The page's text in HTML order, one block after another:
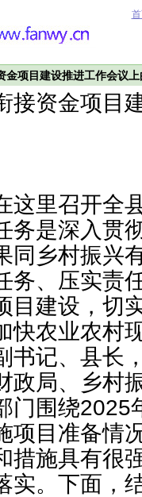
金项目建设推进工作会议
接资金项目
这里召开全
务是深入贯
同乡村振兴
务、压实责
目建设，切
快农业农村
书记、县长
政局、乡村
门围绕2025
项目准备情
措施具有很
实。下面，